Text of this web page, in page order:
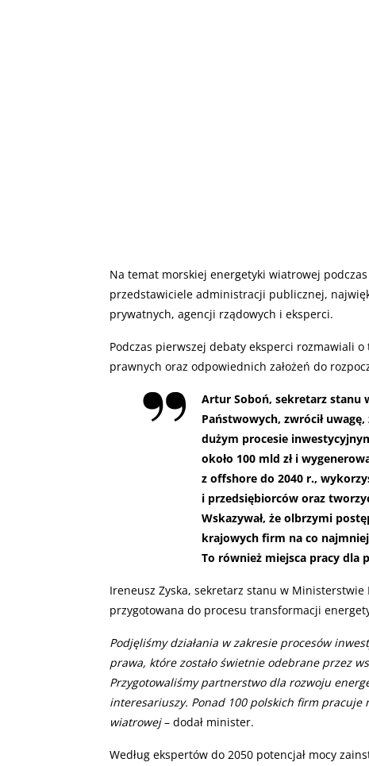
Na temat morskiej energetyki wiatrowej
przedstawiciele administracji publicznej,
prywatnych, agencji rządowych i eksperci.
Podczas pierwszej debaty eksperci rozmawiali
prawnych oraz odpowiednich założeń do
Artur Soboń, sekretarz
Państwowych, zwrócił
dużym procesie
około 100 mld zł i
z offshore do 2040 r.,
i przedsiębiorców oraz
Wskazywał, że olbrzymi
krajowych firm na co
To również miejsca pracy dla
Ireneusz Zyska, sekretarz stanu w
przygotowana do procesu transformacji
Podjęliśmy działania w zakresie procesów
prawa, które zostało świetnie odebrane przez
Przygotowaliśmy partnerstwo dla rozwoju
interesariuszy. Ponad 100 polskich firm pracuje
wiatrowej– dodał minister.
Według ekspertów do 2050 potencjał mocy